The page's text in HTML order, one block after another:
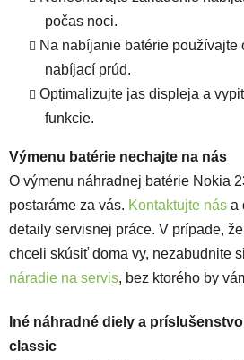
počas noci.
Na nabíjanie batérie používajte
nabíjací prúd.
Optimalizujte jas displeja a
funkcie.
Výmenu batérie nechajte na nás
O výmenu náhradnej batérie Nokia
postaráme za vás. Kontaktujte nás a
detaily servisnej práce. V prípade,
chceli skúsiť doma vy, nezabudnite
náradie na servis, bez ktorého by
Iné náhradné diely a
classic